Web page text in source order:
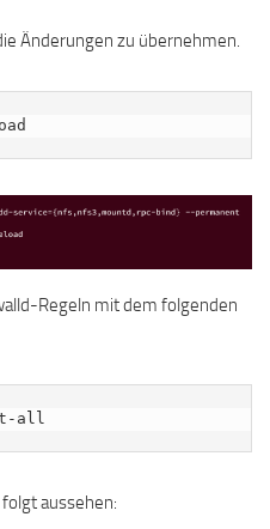
Änderungen zu übernehmen.
Regeln mit dem folgenden
all
aussehen: